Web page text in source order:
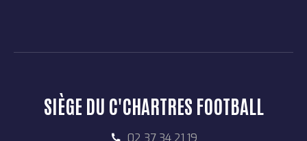
SIÈGE DU C'CHARTRES FOOTBALL
02 37 34 21 19